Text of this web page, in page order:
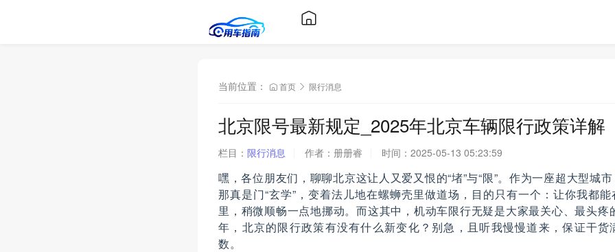
当前位置： 首页 限行消息
北京限号最新规定_2025年北京车辆限行政策详解
栏目： 限行消息 作者： 册册睿 时间： 2025-05-13 05:23:59
嘿，各位朋友们，聊聊北京这让人又爱又恨的“堵”与“限”。作为一座超大型城
那真是门“玄学”，变着法儿地在螺蛳壳里做道场，目的只有一个：让你我都
里，稍微顺畅一点地挪动。而这其中，机动车限行无疑是大家最关心、最头疼
年，北京的限行政策有没有什么新变化？别急，且听我慢慢道来，保证干货
数。